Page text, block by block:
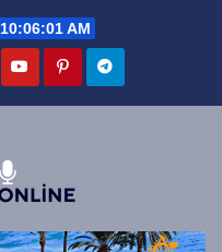
10:06:02 AM